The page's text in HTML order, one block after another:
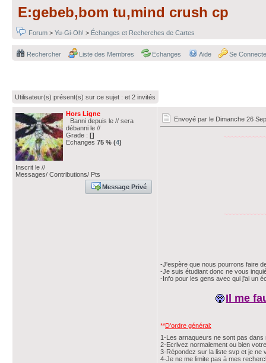
E:gebeb,bom tu,mind crush cp
Forum > Yu-Gi-Oh! > Échanges et Recherches de Cartes
Rechercher Liste des Membres Echanges Aide Se
Utilisateur(s) présent(s) sur ce sujet : et 2 invités
Hors Ligne
Banni depuis le // sera
débanni le //
Grade : []
Echanges 75 % (4)
Inscrit le //
Messages/ Contributions/ Pts
Message Privé
Envoyé par le Dimanche 26
-J'espère que nous pourrons faire
-Je suis étudiant donc ne vous
-Info pour les gens avec qui j'ai un
Il me
**D'ordre général:
1-Les arnaqueurs ne sont pas
2-Ecrivez normalement ou bien
3-Répondez sur la liste svp et je ne
4-Je ne me limite pas à mes